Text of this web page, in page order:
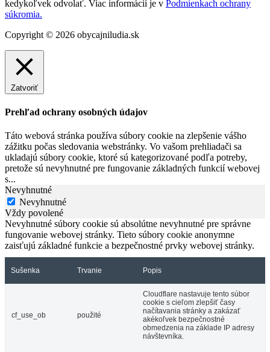
kedykoľvek odvolať. Viac informácií je v Podmienkach ochrany
súkromia.
Copyright © 2026 obycajniludia.sk
Zatvoriť
Prehľad ochrany osobných údajov
Táto webová stránka používa súbory cookie na zlepšenie vášho
zážitku počas sledovania webstránky. Vo vašom prehliadači sa
ukladajú súbory cookie, ktoré sú kategorizované podľa potreby,
pretože sú nevyhnutné pre fungovanie základných funkcií webovej
s...
Nevyhnutné
Nevyhnutné
Vždy povolené
Nevyhnutné súbory cookie sú absolútne nevyhnutné pre správne
fungovanie webovej stránky. Tieto súbory cookie anonymne
zaisťujú základné funkcie a bezpečnostné prvky webovej stránky.
Sušenka Trvanie Popis
cf_use_ob použité
Cloudflare nastavuje tento súbor
cookie s cieľom zlepšiť časy
načítavania stránky a zakázať
akékoľvek bezpečnostné
obmedzenia na základe IP adresy
návštevníka.